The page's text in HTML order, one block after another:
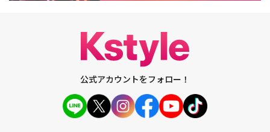
公式アカウントをフォロー！